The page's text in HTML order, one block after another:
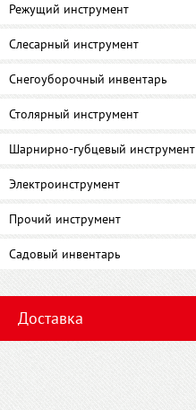
Режущий инструмент
Слесарный инструмент
Снегоуборочный инвентарь
Столярный инструмент
Шарнирно-губцевый инструмент
Электроинструмент
Прочий инструмент
Садовый инвентарь
Доставка